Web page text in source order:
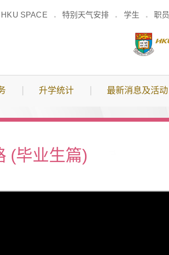
HKU SPACE 特别天气安排 学生 职员
升学统计 最新消息及活动
(毕业生篇)